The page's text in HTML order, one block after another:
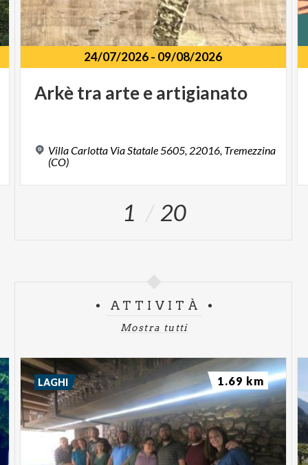
24/07/2026- 09/08/2026
Arkètra arteeartigianato
Villa Carlotta Via Statale 5605, 22016, Tremezzina
(CO)
1 20
ATTIVITÀ
Mostra tutti
LAGHI 1.69 km